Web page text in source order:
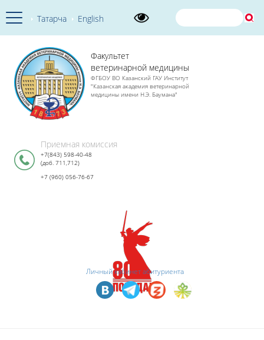
Татарча English
Факультет
ветеринарной медицины
ФГБОУ ВО Казанский ГАУ Институт
"Казанская академия ветеринарной
медицины имени Н.Э. Баумана"
Приемная комиссия
+7(843) 598-40-48
(доб. 711,712)
+7 (960) 056-76-67
Личный кабинет абитуриента